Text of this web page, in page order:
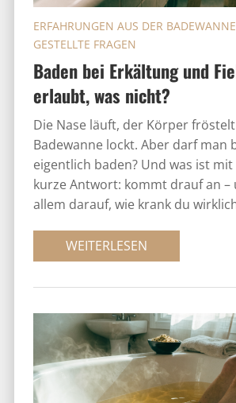
Baden bei Erkältung und
erlaubt, was nicht?
ERFAHRUNGEN AUS DER
GESTELLTE FRAGEN
Die Nase läuft, der Körper
Badewanne lockt. Aber darf man
eigentlich baden? Und was ist mit
kurze Antwort: kommt drauf an –
allem darauf, wie krank du
WEITERLESEN